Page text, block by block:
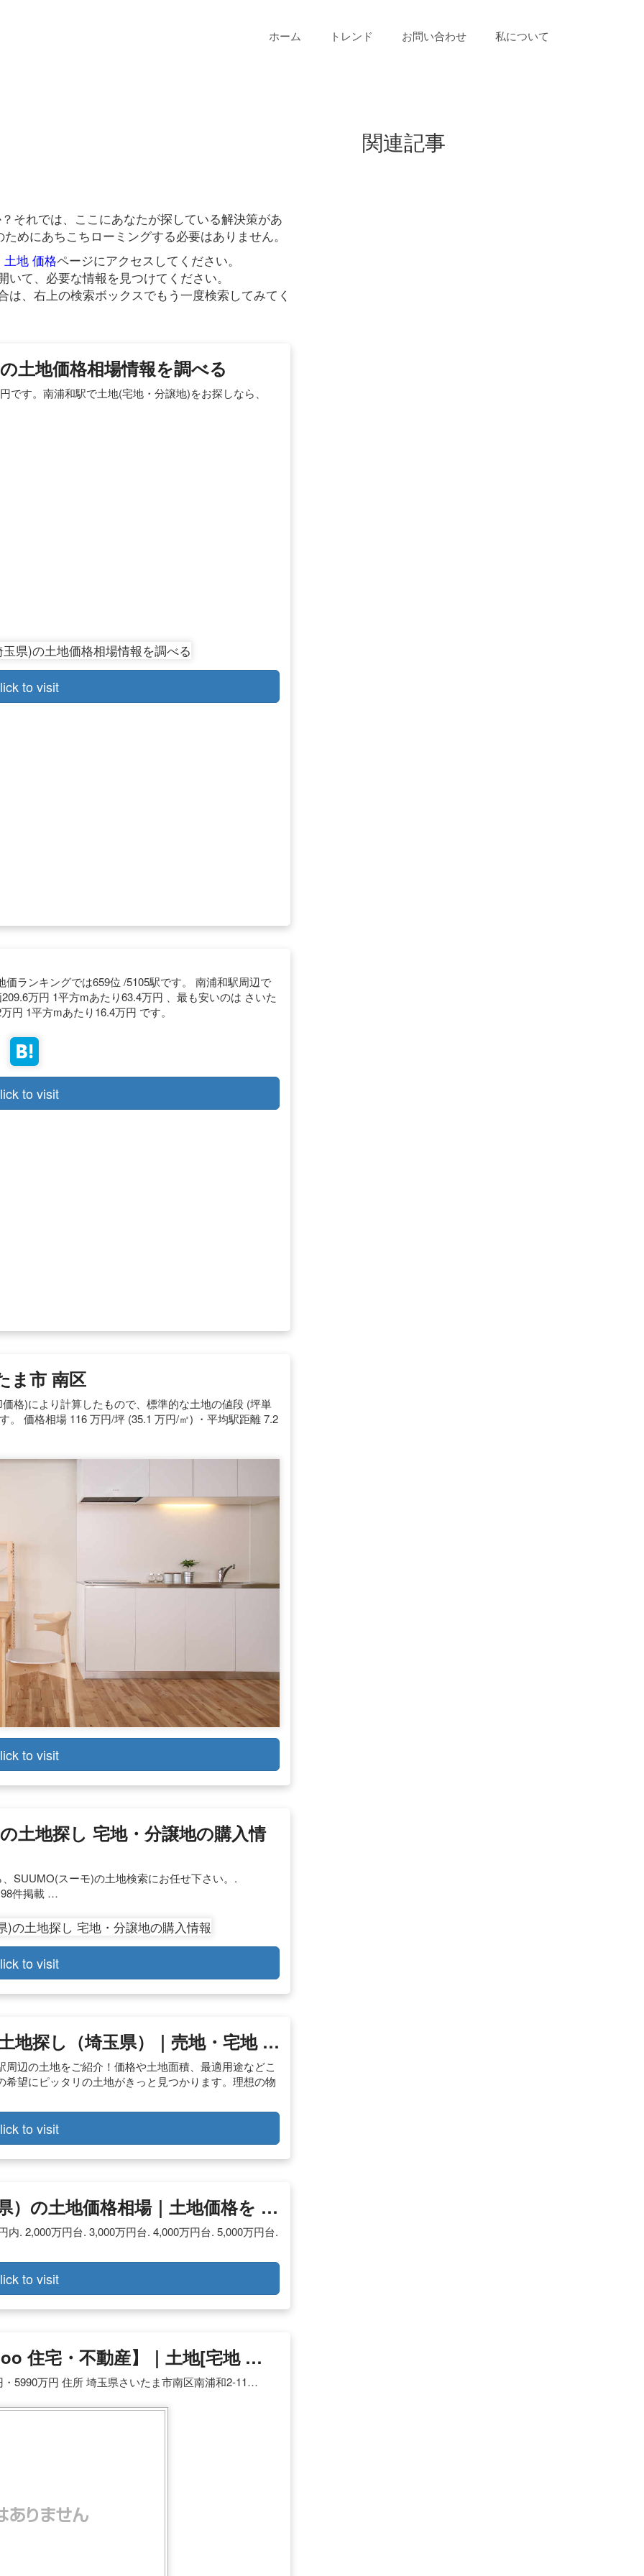
ホーム トレンド お問い合わせ 私について
それでは、ここにあなたが探している解決策があ
めにあちこちローミングする必要はありません。
地 価格ページにアクセスしてください。
て、必要な情報を見つけてください。
は、右上の検索ボックスでもう一度検索してみてく
土地価格相場情報を調べる
す。南浦和駅で土地(宅地・分譲地)をお探しなら、
to visit
ランキングでは659位 /5105駅です。 南浦和駅周辺で
万円 1平方mあたり63.4万円 、最も安いのは さいた
円 1平方mあたり16.4万円 です。
to visit
ま市 南区
格)により計算したもので、標準的な土地の値段 (坪単
。 価格相場 116 万円/坪 (35.1 万円/㎡) ・平均駅距離 7.2
to visit
土地探し 宅地・分譲地の購入情
SUUMO(スーモ)の土地検索にお任せ下さい。.
件掲載 …
to visit
地探し（埼玉県）｜売地・宅地 …
辺の土地をご紹介！価格や土地面積、最適用途などこ
望にピッタリの土地がきっと見つかります。理想の物
to visit
）の土地価格相場｜土地価格を …
. 2,000万円台. 3,000万円台. 4,000万円台. 5,000万円台.
to visit
住宅・不動産】｜土地[宅地 …
5990万円 住所 埼玉県さいたま市南区南浦和2-11…
関連記事